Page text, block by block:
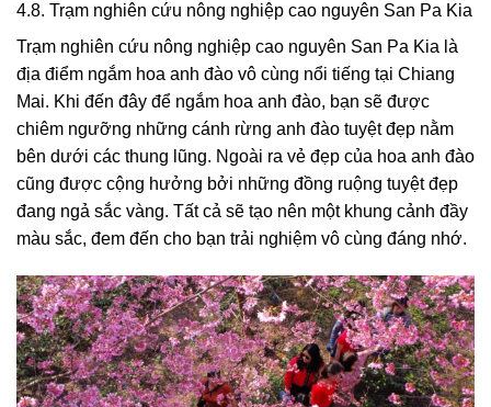
4.8. Trạm nghiên cứu nông nghiệp cao nguyên San Pa Kia
Trạm nghiên cứu nông nghiệp cao nguyên San Pa Kia là
địa điểm ngắm hoa anh đào vô cùng nổi tiếng tại Chiang
Mai. Khi đến đây để ngắm hoa anh đào, bạn sẽ được
chiêm ngưỡng những cánh rừng anh đào tuyệt đẹp nằm
bên dưới các thung lũng. Ngoài ra vẻ đẹp của hoa anh đào
cũng được cộng hưởng bởi những đồng ruộng tuyệt đẹp
đang ngả sắc vàng. Tất cả sẽ tạo nên một khung cảnh đầy
màu sắc, đem đến cho bạn trải nghiệm vô cùng đáng nhớ.